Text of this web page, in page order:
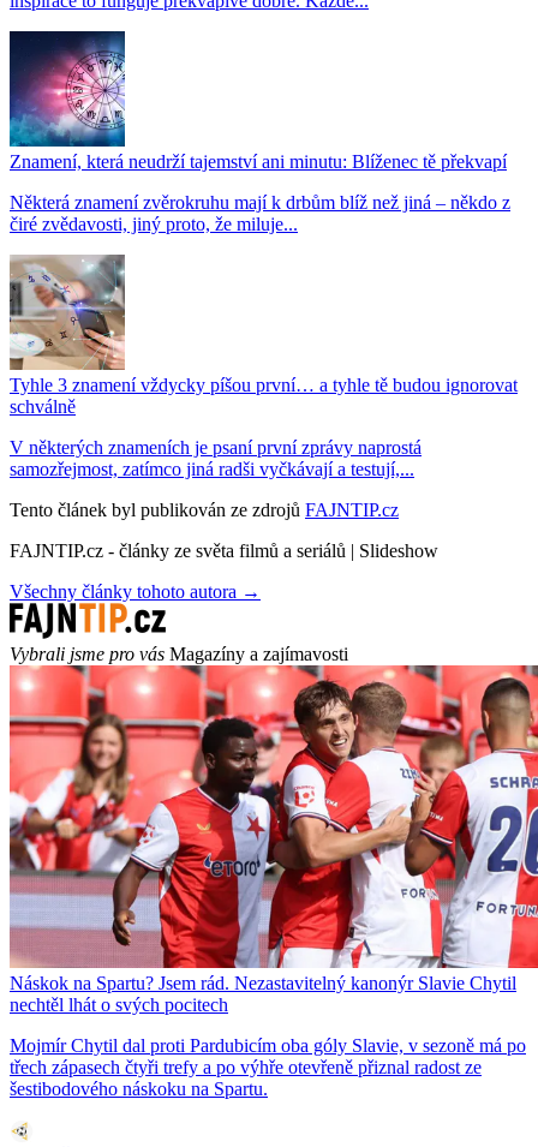
Znamení, která neudrží tajemství ani minutu: Blíženec tě překvapí
Některá znamení zvěrokruhu mají k drbům blíž než jiná – někdo z
čiré zvědavosti, jiný proto, že miluje...
Tyhle 3 znamení vždycky píšou první… a tyhle tě budou ignorovat
schválně
V některých znameních je psaní první zprávy naprostá
samozřejmost, zatímco jiná radši vyčkávají a testují,...
Tento článek byl publikován ze zdrojů FAJNTIP.cz
FAJNTIP.cz - články ze světa filmů a seriálů | Slideshow
Všechny články tohoto autora →
Vybrali jsme pro vás Magazíny a zajímavosti
Náskok na Spartu? Jsem rád. Nezastavitelný kanonýr Slavie Chytil
nechtěl lhát o svých pocitech
Mojmír Chytil dal proti Pardubicím oba góly Slavie, v sezoně má po
třech zápasech čtyři trefy a po výhře otevřeně přiznal radost ze
šestibodového náskoku na Spartu.